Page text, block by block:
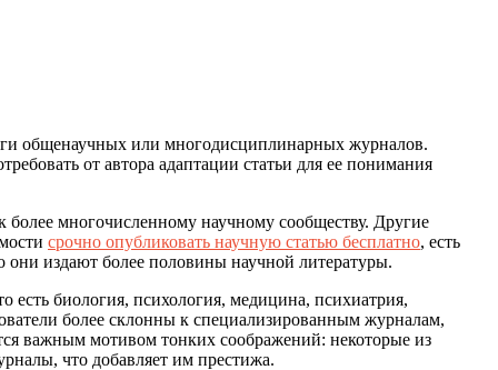
общенаучных или многодисциплинарных журналов.
от автора адаптации статьи для ее понимания
многочисленному научному сообществу. Другие
срочно опубликовать научную статью бесплатно, есть
они издают более половины научной литературы.
биология, психология, медицина, психиатрия,
более склонны к специализированным журналам,
важным мотивом тонких соображений: некоторые из
что добавляет им престижа.